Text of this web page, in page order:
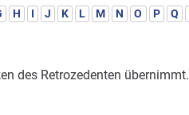
H I J K L M N O P Q
des Retrozedenten übernimmt.